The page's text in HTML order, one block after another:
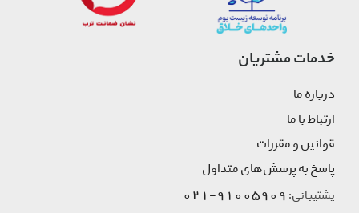
خدمات مشتریان
درباره ما
ارتباط با ما
قوانین و مقررات
پاسخ به پرسش‌های متداول
پشتیبانی:91005909-021